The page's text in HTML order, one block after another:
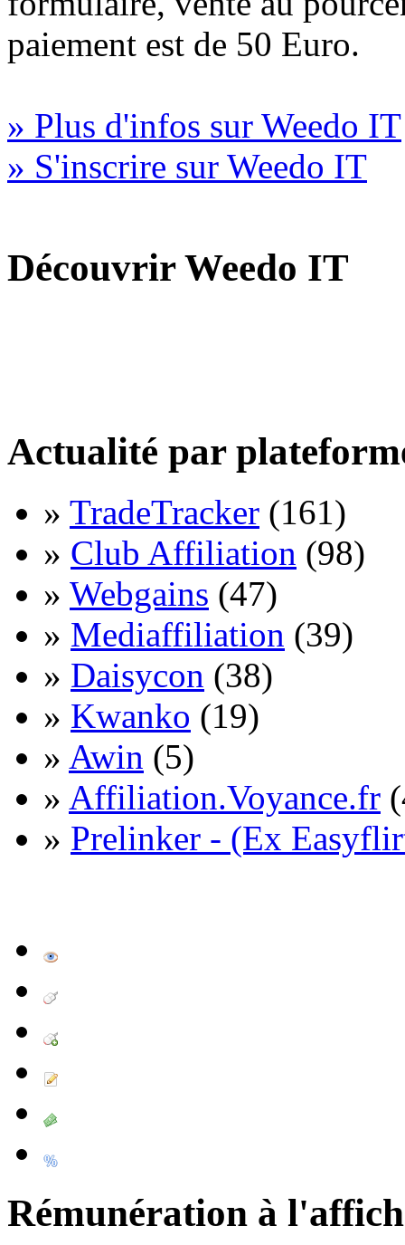
paiement est de 50 Euro.
» Plus d'infos sur Weedo IT
» S'inscrire sur Weedo IT
Découvrir Weedo IT
Actualité par
» TradeTracker (161)
» Club Affiliation (98)
» Webgains (47)
» Mediaffiliation (39)
» Daisycon (38)
» Kwanko (19)
» Awin (5)
» Affiliation.Voyance.fr
» Prelinker - (Ex
Rémunération à